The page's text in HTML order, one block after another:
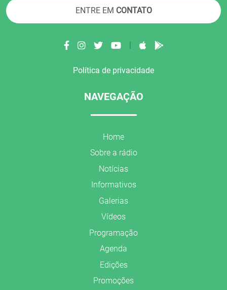
ENTRE EM CONTATO
Política de privacidade
NAVEGAÇÃO
Home
Sobre a rádio
Notícias
Informativos
Galerias
Vídeos
Programação
Agenda
Edições
Promoções